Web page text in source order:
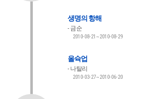
생명의 항해
금순
2010-08-21~2010-08-29
올슉업
나탈리
2010-03-27~2010-06-20